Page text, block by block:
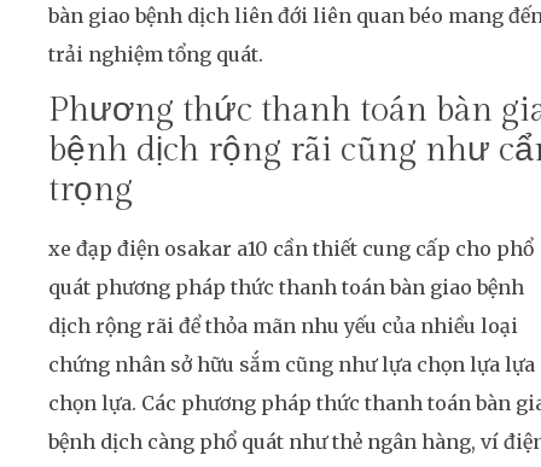
bàn giao bệnh dịch liên đới liên quan béo mang
trải nghiệm tổng quát.
Phương thức thanh toán bàn
bệnh dịch rộng rãi cũng như
trọng
xe đạp điện osakar a10 cần thiết cung cấp cho phổ
quát phương pháp thức thanh toán bàn giao bệnh
dịch rộng rãi để thỏa mãn nhu yếu của nhiều loại
chứng nhân sở hữu sắm cũng như lựa chọn lựa lựa
chọn lựa. Các phương pháp thức thanh toán bàn
bệnh dịch càng phổ quát như thẻ ngân hàng, ví